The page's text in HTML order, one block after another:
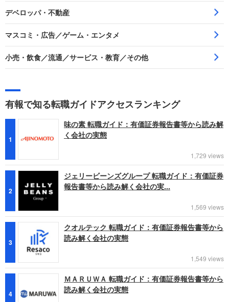
デベロッパ・不動産
マスコミ・広告／ゲーム・エンタメ
小売・飲食／流通／サービス・教育／その他
有報で知る転職ガイドアクセスランキング
1
味の素 転職ガイド：有価証券報告書等から読み解
く会社の実態
1,729 views
2
ジェリービーンズグループ 転職ガイド：有価証券
報告書等から読み解く会社の実...
1,569 views
3
クオルテック 転職ガイド：有価証券報告書等から
読み解く会社の実態
1,549 views
4
ＭＡＲＵＷＡ 転職ガイド：有価証券報告書等から
読み解く会社の実態